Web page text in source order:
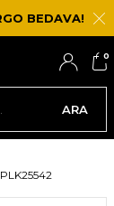
BEDAVA!
ARA
0